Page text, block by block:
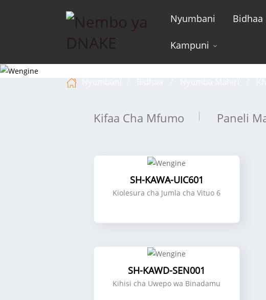
Nyumbani Bidhaa
Kampuni
Kifaa Cha Mfumo Paneli
SH-KAWA-UIC601
Kiolesura cha Jumla cha Vituo 6
SH-KAWD-SEN001
Kihisi cha Uwepo wa Binadamu